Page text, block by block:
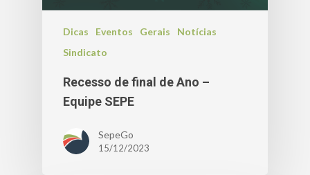
Dicas Eventos Gerais
Notícias
Sindicato
Recesso de final de Ano –
Equipe SEPE
SepeGo
15/12/2023